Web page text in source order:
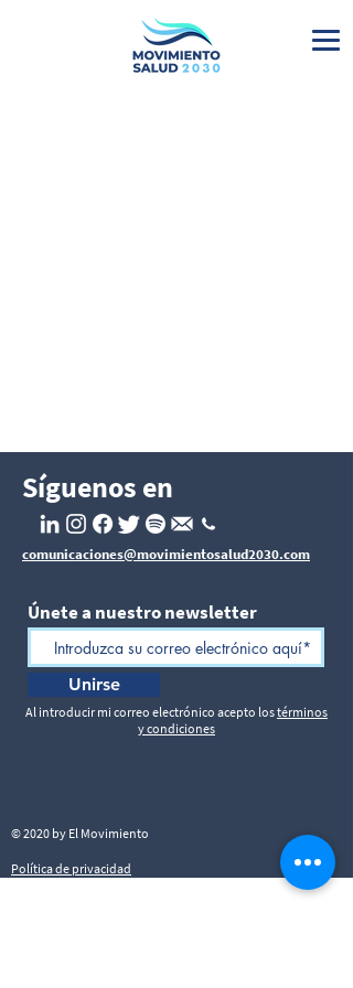
Síguenos en
comunicaciones@movimientosalud2030.com
Unirse
Al introducir mi correo electrónico acepto lostérminos
y condiciones
Únete a nuestro newsletter
© 2020 by El Movimiento
Política de privacidad